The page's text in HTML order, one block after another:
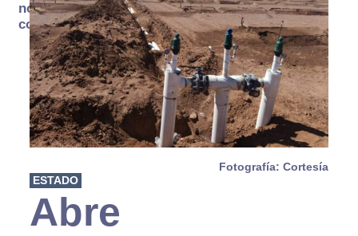
no se
consume
Fotografía: Cortesía
ESTADO
Abre